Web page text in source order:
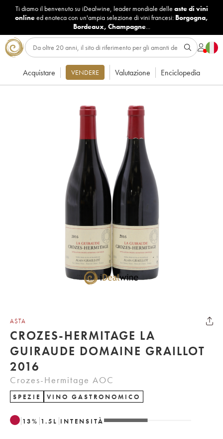
Ti diamo il benvenuto su iDealwine, leader mondiale delle aste di vini
onlineed enoteca con un'ampia selezione di vini francesi: Borgogna,
Bordeaux, Champagne...
Acquistare VENDERE Valutazione Enciclopedia
ASTA
CROZES-HERMITAGE LA
GUIRAUDE DOMAINE GRAILLOT
2016
Crozes-Hermitage AOC
SPEZIE VINO GASTRONOMICO
13% 1.5 L INTENSITÀ